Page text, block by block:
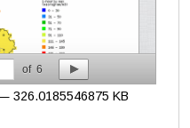
of 6
326.0185546875 KB